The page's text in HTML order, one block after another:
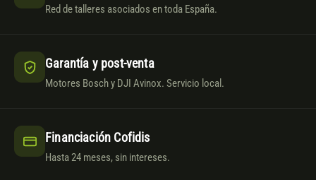
Red de talleres asociados en toda España.
Garantía y post-venta
Motores Bosch y DJI Avinox. Servicio local.
Financiación Cofidis
Hasta 24 meses, sin intereses.